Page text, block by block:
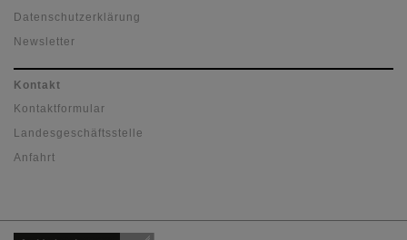
Datenschutzerklärung
Newsletter
Kontakt
Kontaktformular
Landesgeschäftsstelle
Anfahrt